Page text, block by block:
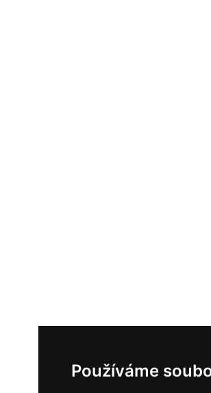
Používáme